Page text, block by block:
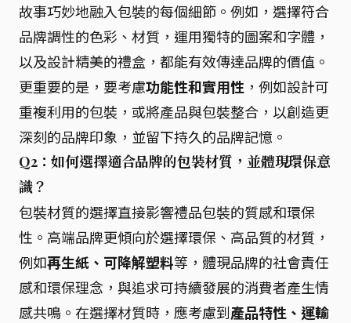
故事巧妙地融入包裝的每個細節。例如，選擇符合
品牌調性的色彩、材質，運用獨特的圖案和字體，
以及設計精美的禮盒，都能有效傳達品牌的價值。
更重要的是，要考慮功能性和實用性 ，例如設計可
重複利用的包裝，或將產品與包裝整合，以創造更
深刻的品牌印象，並留下持久的品牌記憶。
Q2：如何選擇適合品牌的包裝材質，並體現環保意
識？
包裝材質的選擇直接影響禮品包裝的質感和環保
性。高端品牌更傾向於選擇環保、高品質的材質，
例如再生紙、可降解塑料等，體現品牌的社會責任
感和環保理念，與追求可持續發展的消費者產生情
感共鳴。在選擇材質時，應考慮到產品特性、運輸